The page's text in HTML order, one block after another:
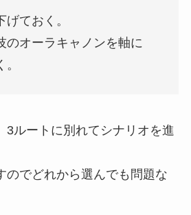
ておく。
のオーラキャノンを軸に
3ルートに別れてシナリオを進
のでどれから選んでも問題な